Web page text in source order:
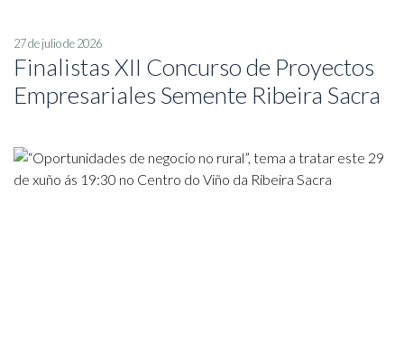
27 de julio de 2026
Finalistas XII Concurso de Proyectos
Empresariales Semente Ribeira Sacra